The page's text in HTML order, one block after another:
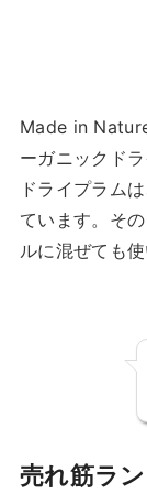
Made in
ーガニックド
ドライプラム
ています。そ
ルに混ぜても
売れ筋ラ